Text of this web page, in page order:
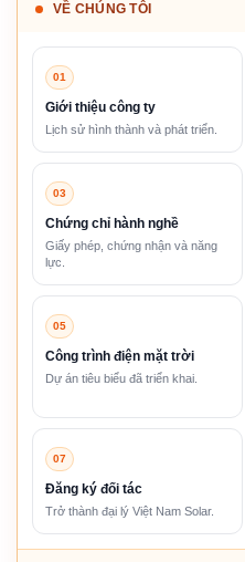
VỀ CHÚNG TÔI
01
Giới thiệu công ty
Lịch sử hình thành và phát triển.
03
Chứng chỉ hành nghề
Giấy phép, chứng nhận và năng
lực.
05
Công trình điện mặt trời
Dự án tiêu biểu đã triển khai.
07
Đăng ký đối tác
Trở thành đại lý Việt Nam Solar.